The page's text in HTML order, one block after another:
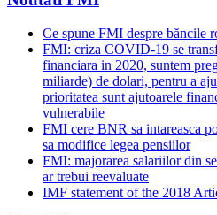
Ce spune FMI despre băncile
FMI: criza COVID-19 se
financiara in 2020, suntem
miliarde) de dolari, pentru a
prioritatea sunt ajutoarele
vulnerabile
FMI cere BNR sa intareasca
sa modifice legea pensiilor
FMI: majorarea salariilor din
ar trebui reevaluate
IMF statement of the 2018